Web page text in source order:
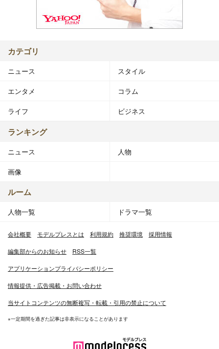
カテゴリ
ニュース スタイル
エンタメ コラム
ライフ ビジネス
ランキング
ニュース 人物
画像
ルーム
人物一覧 ドラマ一覧
会社概要 モデルプレスとは 利用規約 推奨環境 採用情報
編集部からのお知らせ RSS一覧
アプリケーションプライバシーポリシー
情報提供・広告掲載・お問い合わせ
当サイトコンテンツの無断複写・転載・引用の禁止について
※一定期間を過ぎた記事は非表示になることがあります